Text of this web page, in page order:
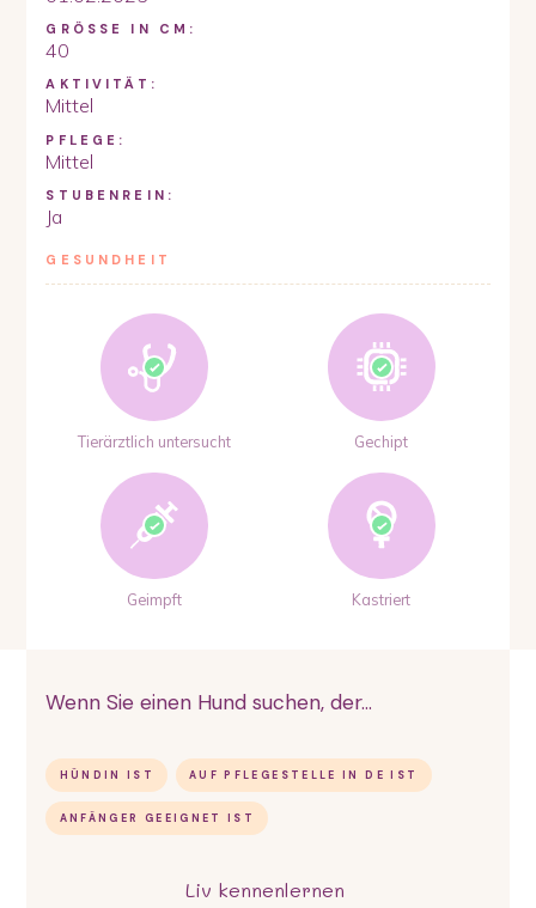
GRÖSSE IN CM:
40
AKTIVITÄT:
Mittel
PFLEGE:
Mittel
STUBENREIN:
Ja
GESUNDHEIT
Tierärztlich untersucht Gechipt
Geimpft Kastriert
Wenn Sie einen Hund suchen, der...
HÜNDIN IST AUF PFLEGESTELLE IN DE IST
ANFÄNGER GEEIGNET IST
Liv kennenlernen